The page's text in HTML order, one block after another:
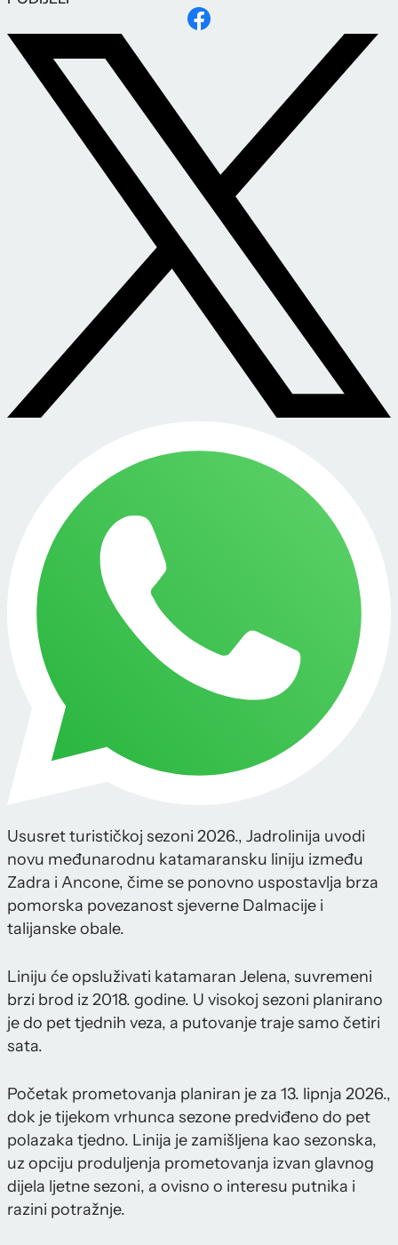
Ususret turističkoj sezoni 2026., Jadrolinija uvodi
novu međunarodnu katamaransku liniju između
Zadra i Ancone, čime se ponovno uspostavlja brza
pomorska povezanost sjeverne Dalmacije i
talijanske obale.
Liniju će opsluživati katamaran Jelena, suvremeni
brzi brod iz 2018. godine. U visokoj sezoni planirano
je do pet tjednih veza, a putovanje traje samo četiri
sata.
Početak prometovanja planiran je za 13. lipnja 2026.,
dok je tijekom vrhunca sezone predviđeno do pet
polazaka tjedno. Linija je zamišljena kao sezonska,
uz opciju produljenja prometovanja izvan glavnog
dijela ljetne sezoni, a ovisno o interesu putnika i
razini potražnje.